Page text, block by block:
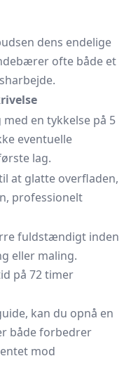
dens endelige
ofte både et
en tykkelse på 5
eventuelle
lag.
at glatte overfladen,
professionelt
fuldstændigt inden
eller maling.
på 72 timer
kan du opnå en
både forbedrer
mod